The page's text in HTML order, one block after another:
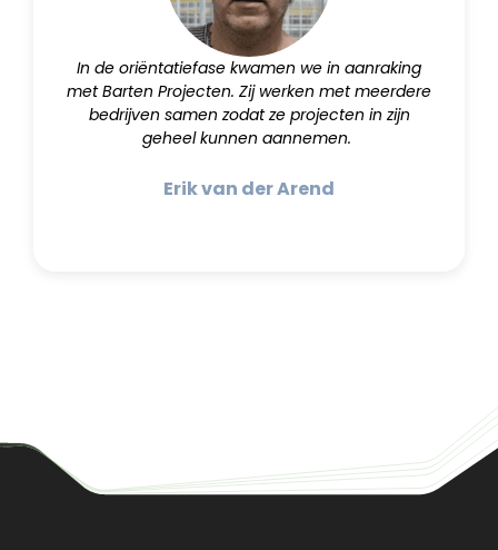
In de oriëntatiefase kwamen we in aanraking
met Barten Projecten. Zij werken met meerdere
bedrijven samen zodat ze projecten in zijn
geheel kunnen aannemen.
Erik van der Arend